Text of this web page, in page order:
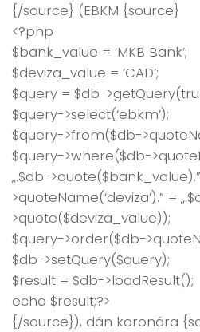
{/source} (EBKM {source}
<?php
$bank_value = ‘MKB Bank’;
$deviza_value = ‘CAD’;
$query = $db-
$query->select(‘ebkm’);
$query->from($db-
$query->where($db-
„.$db-
>quoteName(‘deviza’).” =
>quote($deviza_value));
$query->order($db-
$db->setQuery($query);
$result = $db->loadResult();
echo $result;?>
{/source}), dán koronára